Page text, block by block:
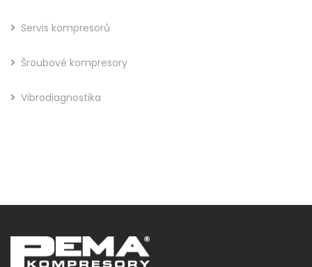
Servis kompresorů
Šroubové kompresory
Vibrodiagnostika